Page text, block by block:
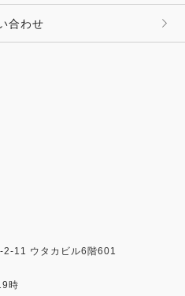
合わせ
2-11 ウタカビル6階601
時